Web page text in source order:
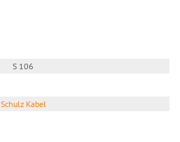
S 106
Schulz Kabel